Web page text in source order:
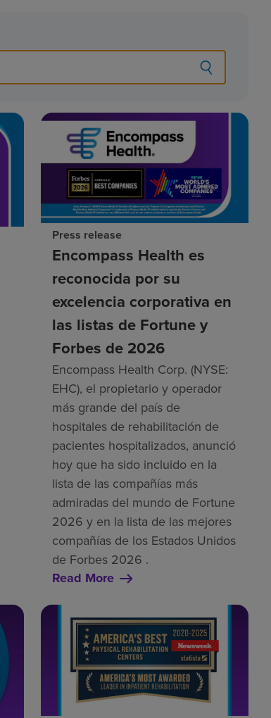
Press release
Encompass Health es
reconocida por su
excelencia corporativa en
las listas de Fortune y
Forbes de 2026
Encompass Health Corp. (NYSE:
EHC), el propietario y operador
más grande del país de
hospitales de rehabilitación de
pacientes hospitalizados, anunció
hoy que ha sido incluido en la
lista de las compañías más
admiradas del mundo de Fortune
2026 y en la lista de las mejores
compañías de los Estados Unidos
de Forbes 2026 .
Read More